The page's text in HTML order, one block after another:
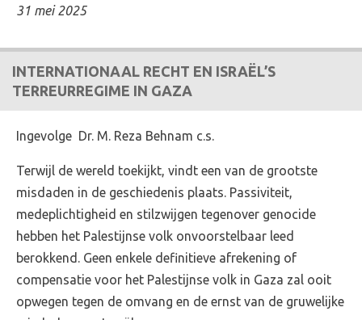
31 mei 2025
INTERNATIONAAL RECHT EN ISRAËL’S
TERREURREGIME IN GAZA
Ingevolge Dr. M. Reza Behnam c.s.
Terwijl de wereld toekijkt, vindt een van de grootste
misdaden in de geschiedenis plaats. Passiviteit,
medeplichtigheid en stilzwijgen tegenover genocide
hebben het Palestijnse volk onvoorstelbaar leed
berokkend. Geen enkele definitieve afrekening of
compensatie voor het Palestijnse volk in Gaza zal ooit
opwegen tegen de omvang en de ernst van de gruwelijke